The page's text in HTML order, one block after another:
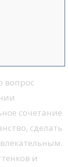
вопрос
сочетание
сделать
и